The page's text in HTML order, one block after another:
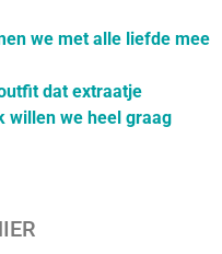
we met alle liefde mee
dat extraatje
willen we heel graag